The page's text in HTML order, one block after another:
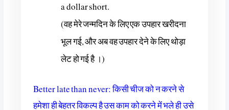
a dollar short.
(वह मेरे जन्मदिन के लिए एक उपहार खरीदना
भूल गई, और अब वह उपहार देने के लिए थोड़ा
लेट हो गई है ।)
Better late than never: किसी चीज को न करने से
हमेशा ही बेहतर विकल्प है उस काम को करने में भले ही उसे